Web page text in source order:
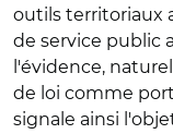
outils territoriaux
de service public
l'évidence,
de loi comme
signale ainsi